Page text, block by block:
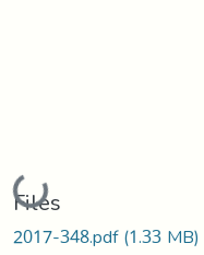
Loading...
Files
2017-348.pdf(1.33 MB)